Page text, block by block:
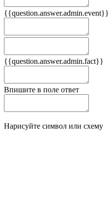
{{question.answer.admin.event}}
{{question.answer.admin.fact}}
Впишите в поле ответ
Нарисуйте символ или схему